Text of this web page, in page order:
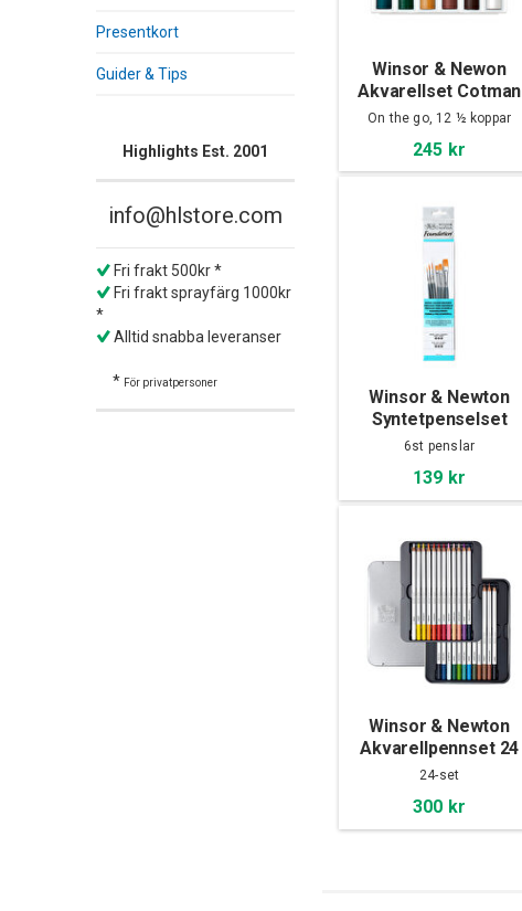
Presentkort
Guider & Tips
Highlights Est. 2001
info@hlstore.com
Fri frakt 500kr *
Fri frakt sprayfärg 1000kr
*
Alltid snabba leveranser
* För privatpersoner
Winsor & Newon
Akvarellset Cotman
sketchers pocket box
On the go, 12 ½ koppar
245 kr
Winsor & Newton
Syntetpenselset
Foundation Akvarell
6st penslar
139 kr
Winsor & Newton
Akvarellpennset 24
set
24-set
300 kr